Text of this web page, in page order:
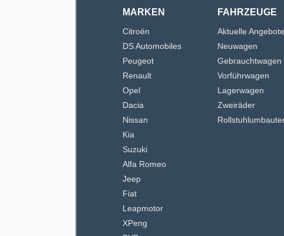
MARKEN
Citroën
DS Automobiles
Peugeot
Renault
Opel
Dacia
Nissan
Kia
Suzuki
Alfa Romeo
Jeep
Fiat
Leapmotor
XPeng
FAHRZEUGE
Aktuelle Angebote
Neuwagen
Gebrauchtwagen
Vorführwagen
Lagerwagen
Zweiräder